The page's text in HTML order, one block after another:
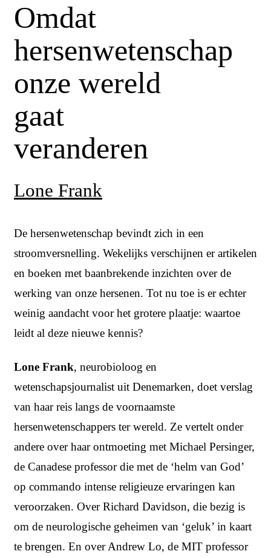
Omdat
hersenwetenschap
onze wereld
gaat
veranderen
Lone Frank
De hersenwetenschap bevindt zich in een
stroomversnelling. Wekelijks verschijnen er artikelen
en boeken met baanbrekende inzichten over de
werking van onze hersenen. Tot nu toe is er echter
weinig aandacht voor het grotere plaatje: waartoe
leidt al deze nieuwe kennis?
Lone Frank, neurobioloog en
wetenschapsjournalist uit Denemarken, doet verslag
van haar reis langs de voornaamste
hersenwetenschappers ter wereld. Ze vertelt onder
andere over haar ontmoeting met Michael Persinger,
de Canadese professor die met de ‘helm van God’
op commando intense religieuze ervaringen kan
veroorzaken. Over Richard Davidson, die bezig is
om de neurologische geheimen van ‘geluk’ in kaart
te brengen. En over Andrew Lo, de MIT professor